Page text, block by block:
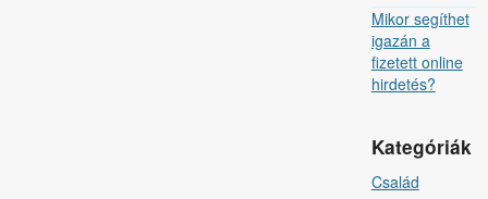
Mikor segíthet
igazán a
fizetett online
hirdetés?
Kategóriák
Család